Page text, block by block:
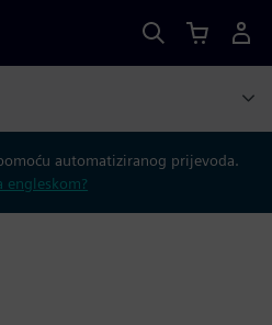
automatiziranog prijevoda.
engleskom?